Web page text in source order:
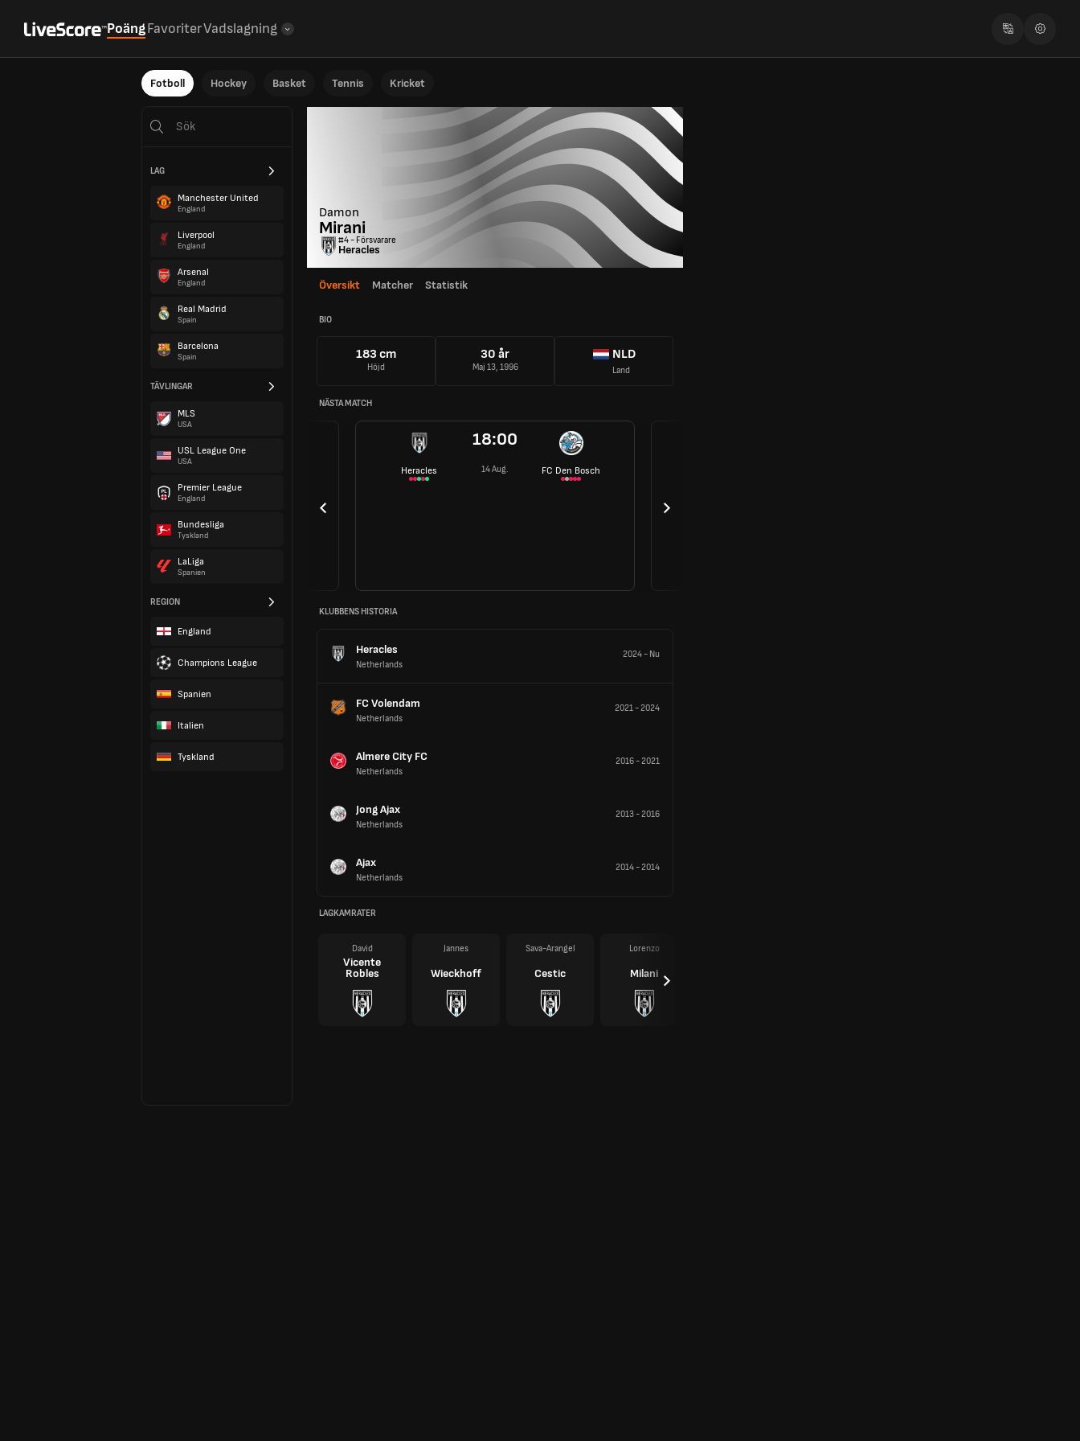
PoängFavoriterVadslagning
Fotboll Hockey Basket Tennis Kricket
LAG
Manchester United
England
Liverpool
England
Arsenal
England
Real Madrid
Spain
Barcelona
Spain
TÄVLINGAR
MLS
USA
USL League One
USA
Premier League
England
Bundesliga
Tyskland
LaLiga
Spanien
REGION
England
Champions League
Spanien
Italien
Tyskland
Damon
Mirani
#4 - Försvarare
Heracles
Översikt Matcher Statistik
BIO
183 cm
Höjd
30 år
Maj 13, 1996
NLD
Land
NÄSTA MATCH
Heracles
18:00
14 Aug. FC Den Bosch
KLUBBENS HISTORIA
Heracles
Netherlands
2024- Nu
FC Volendam
Netherlands
2021-2024
Almere City FC
Netherlands
2016-2021
Jong Ajax
Netherlands
2013-2016
Ajax
Netherlands
2014-2014
LAGKAMRATER
David
Vicente
Robles
Jannes
Wieckhoff
Sava-Arangel
Cestic
Lorenzo
Milani